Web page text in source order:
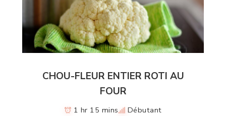
CHOU-FLEUR ENTIER ROTI AU
FOUR
1 hr 15 mins Débutant